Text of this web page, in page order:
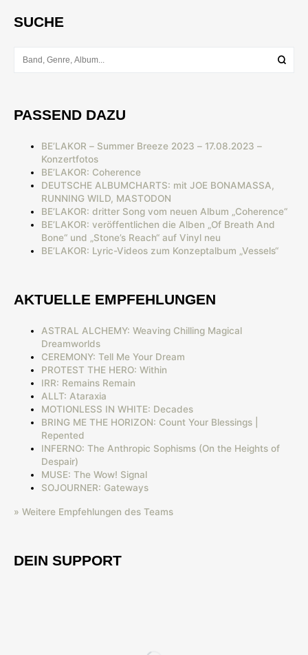
SUCHE
PASSEND DAZU
BE’LAKOR – Summer Breeze 2023 – 17.08.2023 –
Konzertfotos
BE’LAKOR: Coherence
DEUTSCHE ALBUMCHARTS: mit JOE BONAMASSA,
RUNNING WILD, MASTODON
BE’LAKOR: dritter Song vom neuen Album „Coherence“
BE’LAKOR: veröffentlichen die Alben „Of Breath And
Bone“ und „Stone’s Reach“ auf Vinyl neu
BE’LAKOR: Lyric-Videos zum Konzeptalbum „Vessels“
AKTUELLE EMPFEHLUNGEN
ASTRAL ALCHEMY: Weaving Chilling Magical
Dreamworlds
CEREMONY: Tell Me Your Dream
PROTEST THE HERO: Within
IRR: Remains Remain
ALLT: Ataraxia
MOTIONLESS IN WHITE: Decades
BRING ME THE HORIZON: Count Your Blessings |
Repented
INFERNO: The Anthropic Sophisms (On the Heights of
Despair)
MUSE: The Wow! Signal
SOJOURNER: Gateways
» Weitere Empfehlungen des Teams
DEIN SUPPORT